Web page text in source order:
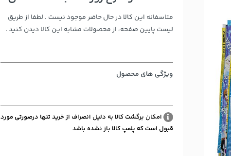
سرو و پذیرایی
لوازم حیوانات خانگی
متاسفانه این کالا در حال حاضر موجود نیست . لطفا از طریق
لیست پایین صفحه، از محصولات مشابه این کالا دیدن کنید .
ویژگی های محصول
امکان برگشت کالا به دلیل انصراف از خرید تنها درصورتی مورد
قبول است که پلمپ کالا باز نشده باشد